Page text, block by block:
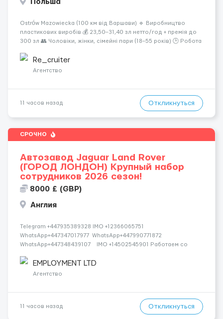
Польша
Ostrów Mazowiecka (100 км від Варшави) 🔹 Виробництво
пластикових виробів 💰 23,50–31,40 зл нетто/год + премія до
300 зл 👥 Чоловіки, жінки, сімейні пари (18–55 років) 🕒 Робота
житло — 400 зл. 📦 Обов...
Re_cruiter
Агентство
11 часов назад Откликнуться
СРОЧНО
Автозавод Jaguar Land Rover
(ГОРОД ЛОНДОН) Крупный набор
сотрудников 2026 сезон!
8000 £ (GBP)
Англия
Telegram +447935389328 IMO +12366065751
WhatsApp+447347017977 WhatsApp+447990771872
WhatsApp+447348439107 IMO +14502545901 Работаем со
СДЕЛАЙ СКРИНШОТ! Telegram:@Vitali_Novikovs Telegram
@Vitali_No...
EMPLOYMENT LTD
Агентство
11 часов назад Откликнуться